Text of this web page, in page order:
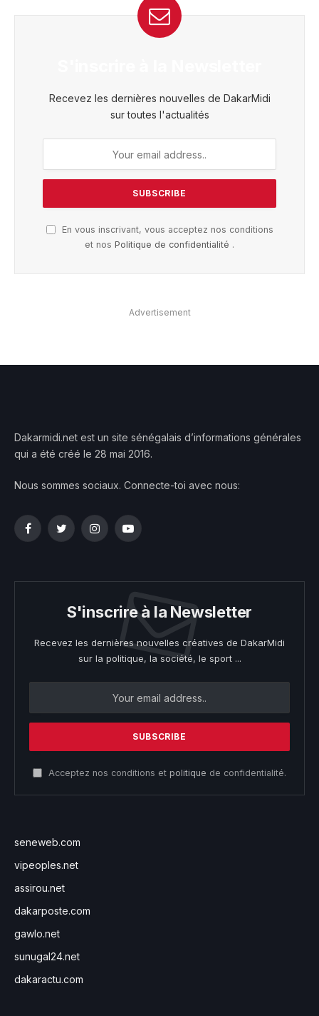
Recevez les dernières nouvelles de DakarMidi
sur toutes l'actualités
En vous inscrivant, vous acceptez nos conditions
et nos Politique de confidentialité .
Advertisement
Dakarmidi.net est un site sénégalais d’informations générales
qui a été créé le 28 mai 2016.
Nous sommes sociaux. Connecte-toi avec nous:
FacebookTwitterInstagramYouTube
S'inscrire à la Newsletter
Recevez les dernières nouvelles créatives de DakarMidi
sur la politique, la société, le sport ...
Acceptez nos conditions et politique de confidentialité.
seneweb.com
vipeoples.net
assirou.net
dakarposte.com
gawlo.net
sunugal24.net
dakaractu.com